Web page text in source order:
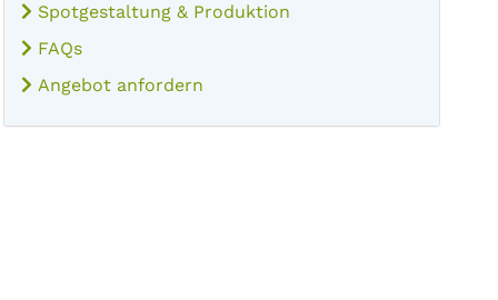
Spotgestaltung & Produktion
FAQs
Angebot anfordern